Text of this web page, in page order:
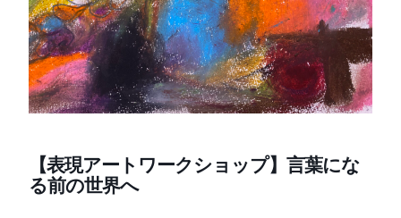
【表現アートワークショップ】言葉にな
る前の世界へ